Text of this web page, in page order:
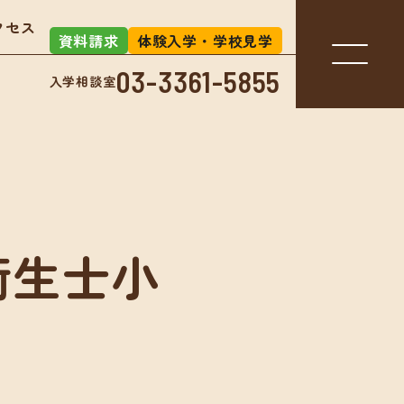
セス
資料請求 体験入学・学校見学
入学相談室03-3361-5855
アクセス お知らせ
士小